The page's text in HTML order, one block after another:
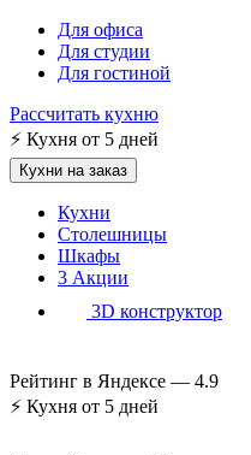
Для офиса
Для студии
Для гостиной
Рассчитать кухню
⚡ Кухня от 5 дней
Кухни на заказ
Кухни
Столешницы
Шкафы
3 Акции
3D конструктор
Рейтинг в Яндексе — 4.9
⚡ Кухня от 5 дней